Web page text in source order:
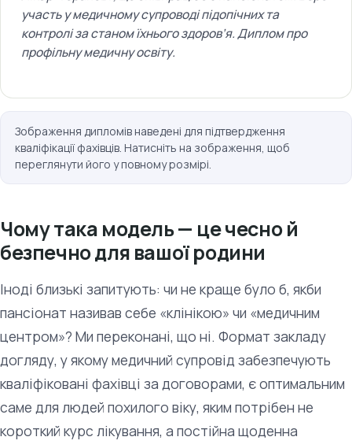
участь у медичному супроводі підопічних та
контролі за станом їхнього здоров’я. Диплом про
профільну медичну освіту.
Зображення дипломів наведені для підтвердження
кваліфікації фахівців. Натисніть на зображення, щоб
переглянути його у повному розмірі.
Чому така модель — це чесно й
безпечно для вашої родини
Іноді близькі запитують: чи не краще було б, якби
пансіонат називав себе «клінікою» чи «медичним
центром»? Ми переконані, що ні. Формат закладу
догляду, у якому медичний супровід забезпечують
кваліфіковані фахівці за договорами, є оптимальним
саме для людей похилого віку, яким потрібен не
короткий курс лікування, а постійна щоденна